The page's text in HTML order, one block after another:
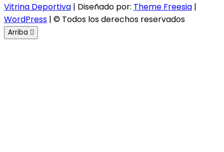
Vitrina Deportiva | Diseñado por: Theme Freesia |
WordPress | © Todos los derechos reservados
Arriba